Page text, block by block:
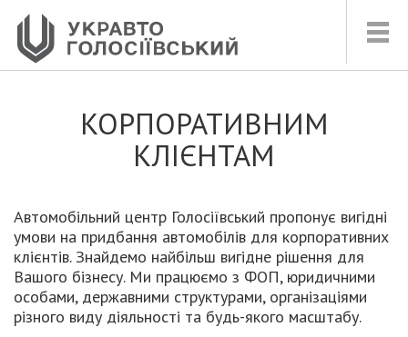
КОРПОРАТИВНИМ
КЛІЄНТАМ
Автомобільний центр Голосіївський пропонує вигідні
умови на придбання автомобілів для корпоративних
клієнтів. Знайдемо найбільш вигідне рішення для
Вашого бізнесу. Ми працюємо з ФОП, юридичними
особами, державними структурами, організаціями
різного виду діяльності та будь-якого масштабу.